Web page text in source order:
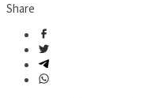
Share